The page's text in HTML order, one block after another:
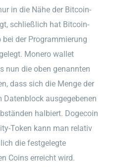
in die Nähe der Bitcoin-
schließlich hat Bitcoin-
der Programmierung
Monero wallet
nun die oben genannten
dass sich die Menge der
Datenblock ausgegebenen
halbiert. Dogecoin
Token kann man relativ
die festgelegte
Coins erreicht wird.